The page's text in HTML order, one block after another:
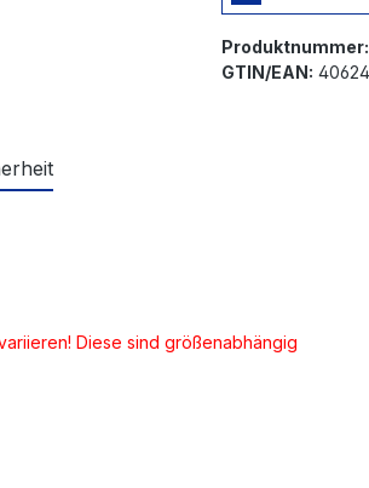
GTIN/EAN:
Diese sind größenabhängig